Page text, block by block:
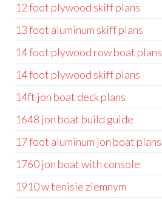
12 foot plywood skiff plans
13 foot aluminum skiff plans
14 foot plywood row boat plans
14 foot plywood skiff plans
14ft jon boat deck plans
1648 jon boat build guide
17 foot aluminum jon boat plans
1760 jon boat with console
1910 w tenisie ziemnym